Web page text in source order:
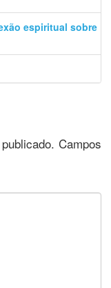
espiritual sobre
Campos